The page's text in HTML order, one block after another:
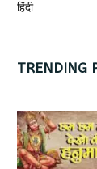
हिंदी
TRENDING